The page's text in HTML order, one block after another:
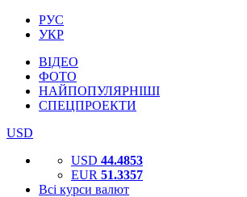
РУС
УКР
ВІДЕО
ФОТО
НАЙПОПУЛЯРНІШІ
СПЕЦПРОЕКТИ
USD
USD 44.4853
EUR 51.3357
Всі курси валют